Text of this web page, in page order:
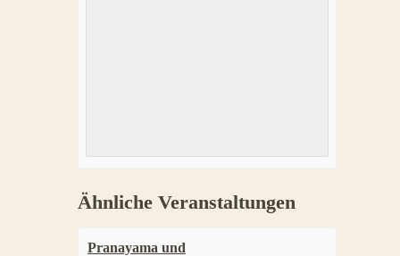
Ähnliche Veranstaltungen
Pranayama und